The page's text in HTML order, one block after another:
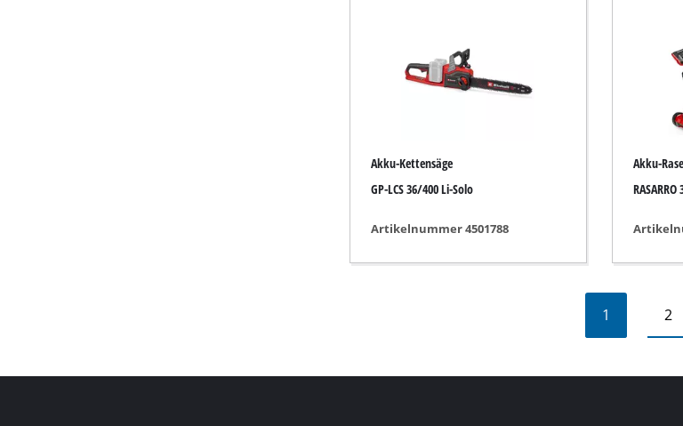
Akku-Kettensäge
GP-LCS 36/400 Li-Solo
Artikelnummer 4501788
Akku-
1 2